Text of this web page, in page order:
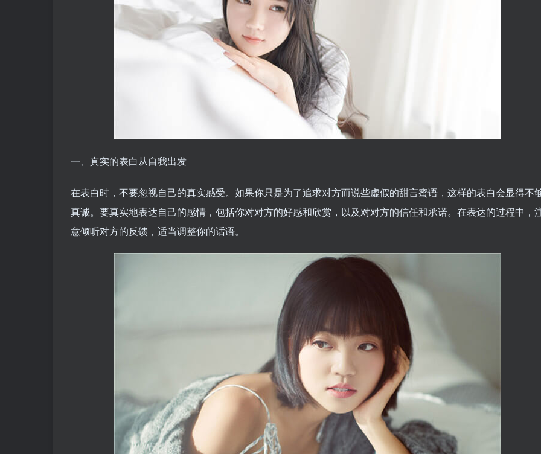
一、真实的表白从自我出发
在表白时，不要忽视自己的真实感受。如果你只是为了追求对方而说些虚假的甜言蜜语，这样的表白会显得不
真诚。要真实地表达自己的感情，包括你对对方的好感和欣赏，以及对对方的信任和承诺。在表达的过程中，
意倾听对方的反馈，适当调整你的话语。